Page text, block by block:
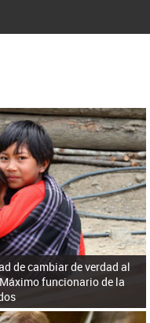
enviada por el presidente de la
a Naciones Unidas que aumente
la ONU está lista para hacerlo,
del Gobierno.
de cambiar de verdad al
funcionario de la